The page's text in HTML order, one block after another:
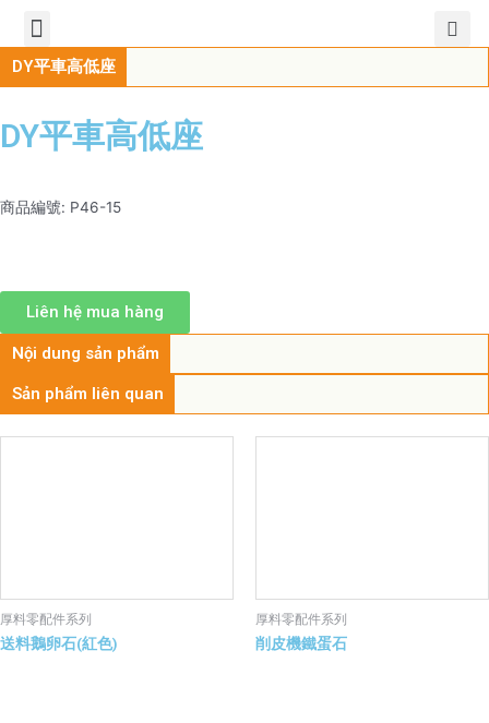
DY平車高低座
DY平車高低座
商品編號: P46-15
Liên hệ mua hàng
Nội dung sản phẩm
Sản phẩm liên quan
厚料零配件系列
送料鵝卵石(紅色)
厚料零配件系列
削皮機鐵蛋石